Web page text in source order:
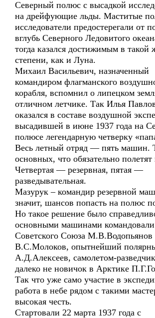
Северный полюс с высадкой
на дрейфующие льды. Маститые
исследователи предостерегали от
вглубь Северного Ледовитого
тогда казался достижимым в такой
степени, как и Луна.
Михаил Васильевич, назначенный
командиром флагманского
корабля, вспомнил о липецком
отличном летчике. Так Илья
оказался в составе воздушной
высадившей в июне 1937 года на
полюсе легендарную четверку
Весь летный отряд — пять машин.
основных, что обязательно
Четвертая — резервная, пятая —
разведывательная.
Мазурук – командир резервной
значит, шансов попасть на полюс
Но такое решение было
основными машинами командовали
Советского Союза М.В.Водопьянов
В.С.Молоков, опытнейший
А.Д.Алексеев, самолетом-
далеко не новичок в Арктике
Так что уже само участие в
работа в небе рядом с такими
высокая честь.
Стартовали 22 марта 1937 года с